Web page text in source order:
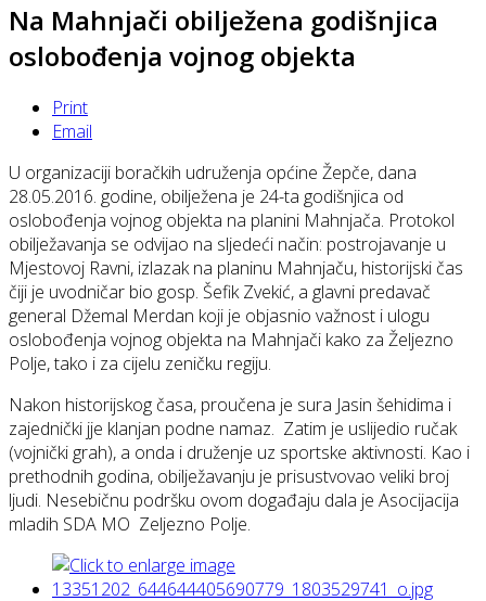
Na Mahnjači obilježena godišnjica
oslobođenja vojnog objekta
Print
Email
U organizaciji boračkih udruženja općine Žepče, dana
28.05.2016. godine, obilježena je 24-ta godišnjica od
oslobođenja vojnog objekta na planini Mahnjača. Protokol
obilježavanja se odvijao na sljedeći način: postrojavanje u
Mjestovoj Ravni, izlazak na planinu Mahnjaču, historijski čas
čiji je uvodničar bio gosp. Šefik Zvekić, a glavni predavač
general Džemal Merdan koji je objasnio važnost i ulogu
oslobođenja vojnog objekta na Mahnjači kako za Željezno
Polje, tako i za cijelu zeničku regiju.
Nakon historijskog časa, proučena je sura Jasin šehidima i
zajednički jje klanjan podne namaz. Zatim je uslijedio ručak
(vojnički grah), a onda i druženje uz sportske aktivnosti. Kao i
prethodnih godina, obilježavanju je prisustvovao veliki broj
ljudi. Nesebičnu podršku ovom događaju dala je Asocijacija
mladih SDA MO Zeljezno Polje.